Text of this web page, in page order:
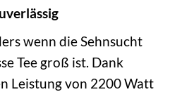
wenn die Sehnsucht
Tee groß ist. Dank
Leistung von 2200 Watt